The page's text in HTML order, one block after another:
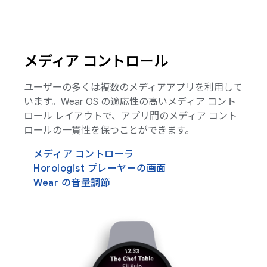
メディア コントロール
ユーザーの多くは複数のメディアアプリを利用して
います。Wear OS の適応性の高いメディア コント
ロール レイアウトで、アプリ間のメディア コント
ロールの一貫性を保つことができます。
メディア コントローラ
Horologist プレーヤーの画面
Wear の音量調節